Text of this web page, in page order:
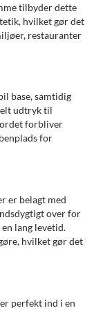
tilbyder dette
hvilket gør det
restauranter
base, samtidig
udtryk til
forbliver
for
er belagt med
over for
lang levetid.
hvilket gør det
perfekt ind i en